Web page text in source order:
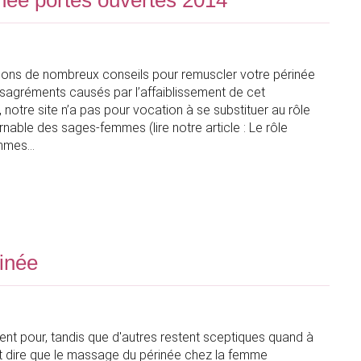
de nombreux conseils pour remuscler votre périnée
causés par l’affaiblissement de cet
site n’a pas pour vocation à se substituer au rôle
des sages-femmes (lire notre article : Le rôle
pour, tandis que d'autres restent sceptiques quand à
dire que le massage du périnée chez la femme